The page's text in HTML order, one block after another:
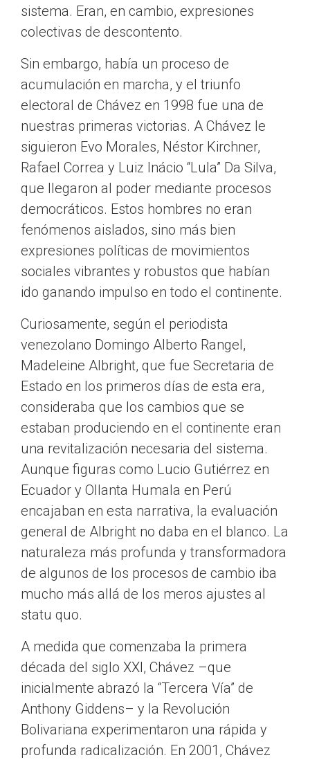
sistema. Eran, en cambio, expresiones
colectivas de descontento.
Sin embargo, había un proceso de
acumulación en marcha, y el triunfo
electoral de Chávez en 1998 fue una de
nuestras primeras victorias. A Chávez le
siguieron Evo Morales, Néstor Kirchner,
Rafael Correa y Luiz Inácio “Lula” Da Silva,
que llegaron al poder mediante procesos
democráticos. Estos hombres no eran
fenómenos aislados, sino más bien
expresiones políticas de movimientos
sociales vibrantes y robustos que habían
ido ganando impulso en todo el continente.
Curiosamente, según el periodista
venezolano Domingo Alberto Rangel,
Madeleine Albright, que fue Secretaria de
Estado en los primeros días de esta era,
consideraba que los cambios que se
estaban produciendo en el continente eran
una revitalización necesaria del sistema.
Aunque figuras como Lucio Gutiérrez en
Ecuador y Ollanta Humala en Perú
encajaban en esta narrativa, la evaluación
general de Albright no daba en el blanco. La
naturaleza más profunda y transformadora
de algunos de los procesos de cambio iba
mucho más allá de los meros ajustes al
statu quo.
A medida que comenzaba la primera
década del siglo XXI, Chávez –que
inicialmente abrazó la “Tercera Vía” de
Anthony Giddens– y la Revolución
Bolivariana experimentaron una rápida y
profunda radicalización. En 2001, Chávez